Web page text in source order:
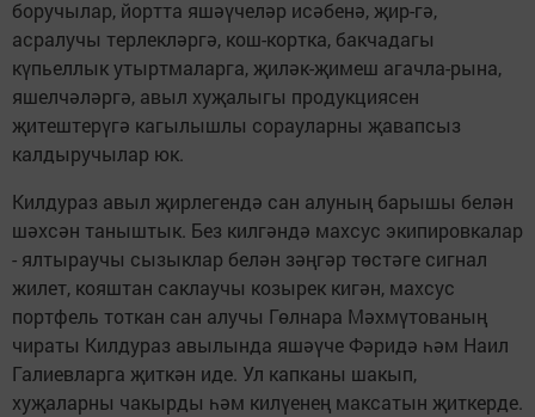
боручылар, йортта яшәүчеләр исәбенә, җир-гә,
асралучы терлекләргә, кош-кортка, бакчадагы
күпьеллык утыртмаларга, җиләк-җимеш агачла-рына,
яшелчәләргә, авыл хуҗалыгы продукциясен
җитештерүгә кагылышлы сорауларны җавапсыз
калдыручылар юк.
Килдураз авыл җирлегендә сан алуның барышы белән
шәхсән таныштык. Без килгәндә махсус экипировкалар
- ялтыраучы сызыклар белән зәңгәр төстәге сигнал
жилет, кояштан саклаучы козырек кигән, махсус
портфель тоткан сан алучы Гөлнара Мәхмүтованың
чираты Килдураз авылында яшәүче Фәридә һәм Наил
Галиевларга җиткән иде. Ул капканы шакып,
хуҗаларны чакырды һәм килүенең максатын җиткерде.